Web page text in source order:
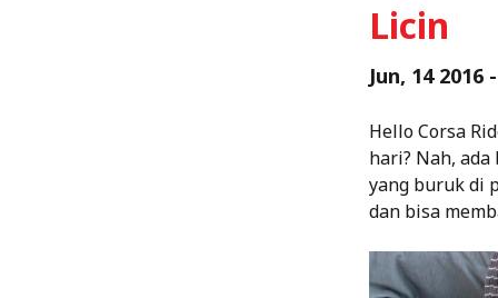
Licin
Jun, 14 2016
Hello Corsa
hari? Nah,
yang buruk di
dan bisa